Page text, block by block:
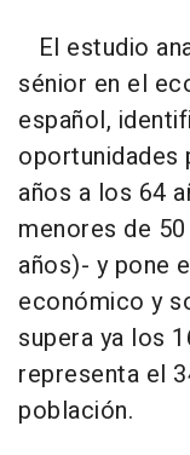
El estudio
sénior en el
español,
oportunidades
años a los 64
menores de
años)- y pone
económico y
supera ya los
representa el
población.